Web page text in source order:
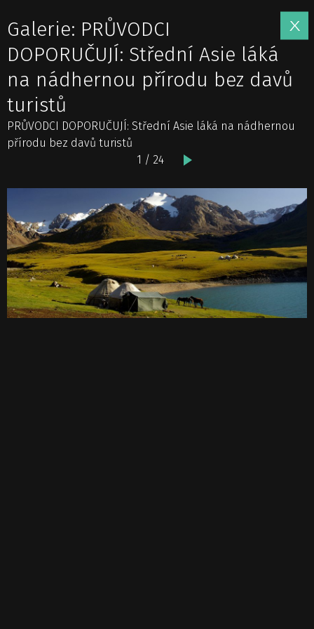
Galerie: PRŮVODCI
DOPORUČUJÍ: Střední Asie láká
na nádhernou přírodu bez davů
turistů
PRŮVODCI DOPORUČUJÍ: Střední Asie láká na nádhernou
přírodu bez davů turistů
1 / 24